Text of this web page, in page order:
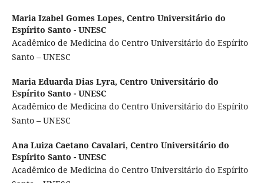
Maria Izabel Gomes Lopes, Centro Universitário do
Espírito Santo - UNESC
Acadêmico de Medicina do Centro Universitário do Espírito
Santo – UNESC
Maria Eduarda Dias Lyra, Centro Universitário do
Espírito Santo - UNESC
Acadêmico de Medicina do Centro Universitário do Espírito
Santo – UNESC
Ana Luiza Caetano Cavalari, Centro Universitário do
Espírito Santo - UNESC
Acadêmico de Medicina do Centro Universitário do Espírito